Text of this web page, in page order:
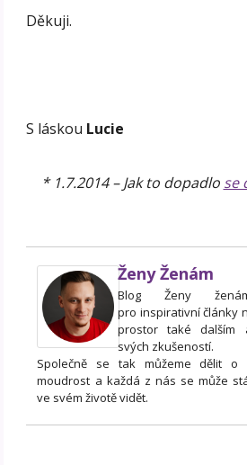
Děkuji.
S láskou Lucie
* 1.7.2014 – Jak to dopadlo se
Ženy Ženám
Blog Ženy
pro inspirativní články
prostor také dalším
svých zkušeností.
Společně se tak můžeme dělit o
moudrost a každá z nás se může
ve svém životě vidět.